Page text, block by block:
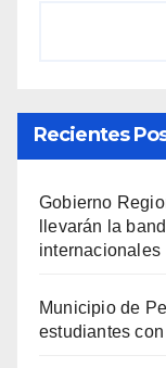
Recientes
Gobierno
llevarán la
internacionales
Municipio de
estudiantes